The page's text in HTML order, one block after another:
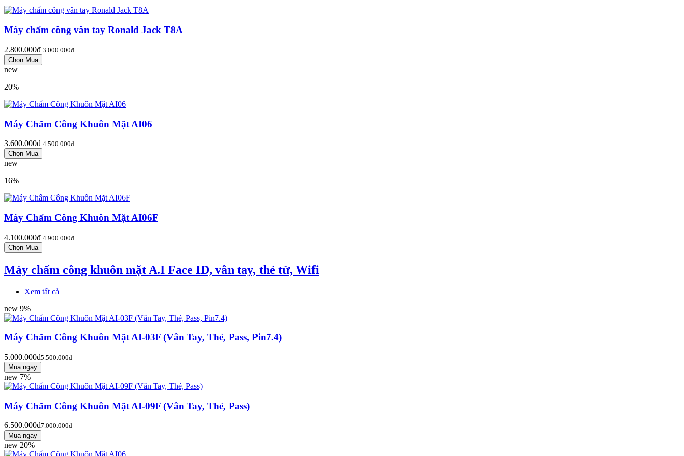
Máy chấm công vân tay Ronald Jack T8A
2.800.000đ 3.000.000đ
new
20%
Máy Chấm Công Khuôn Mặt AI06
3.600.000đ 4.500.000đ
new
16%
Máy Chấm Công Khuôn Mặt AI06F
4.100.000đ 4.900.000đ
Máy chấm công khuôn mặt A.I Face ID, vân tay, thẻ từ, Wifi
Xem tất cả
new 9%
Máy Chấm Công Khuôn Mặt AI-03F (Vân Tay, Thẻ, Pass, Pin7.4)
5.000.000đ5.500.000đ
new 7%
Máy Chấm Công Khuôn Mặt AI-09F (Vân Tay, Thẻ, Pass)
6.500.000đ7.000.000đ
new 20%